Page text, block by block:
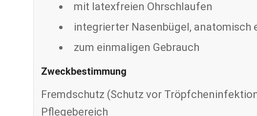
mit latexfreien Ohrschlaufen
integrierter Nasenbügel, anatomisch
zum einmaligen Gebrauch
Zweckbestimmung
Fremdschutz (Schutz vor
Pflegebereich